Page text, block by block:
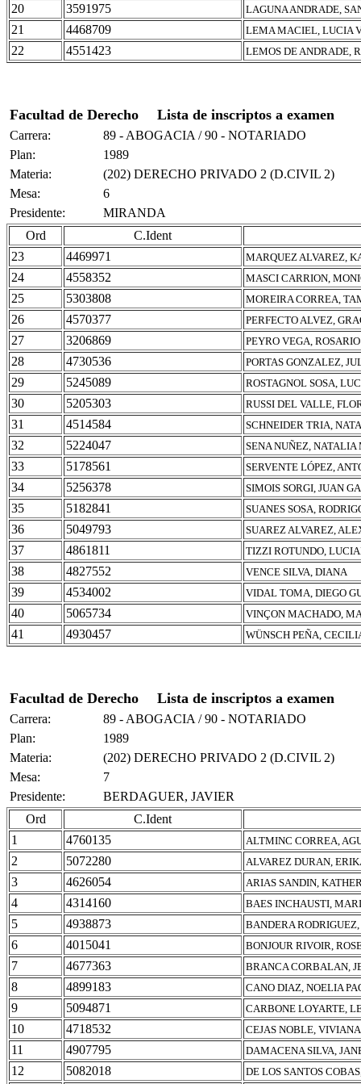
20 3591975 LAGUNA ANDRADE,
21 4468709 LEMA MACIEL, LUCIA
22 4551423 LEMOS DE ANDRADE,
Facultad de Derecho Lista de inscriptos a examen
Carrera:
89 - ABOGACIA / 90 - NOTARIADO
Plan:
1989
Materia:
(202) DERECHO PRIVADO 2 (D.CIVIL 2)
Mesa:
6
Presidente:
MIRANDA
Ord
C.Ident
23
4469971 MARQUEZ ALVAREZ,
24 4558352 MASCI CARRION,
25 5303808 MOREIRA CORREA,
26 4570377 PERFECTO ALVEZ,
27 3206869 PEYRO VEGA, ROSARIO
28 4730536 PORTAS GONZALEZ,
29 5245089 ROSTAGNOL SOSA,
30 5205303 RUSSI DEL VALLE,
31 4514584 SCHNEIDER TRIA,
32 5224047 SENA NUÑEZ, NATALIA
33 5178561 SERVENTE LÓPEZ,
34 5256378 SIMOIS SORGI, JUAN
35 5182841 SUANES SOSA,
36 5049793 SUAREZ ALVAREZ,
37 4861811 TIZZI ROTUNDO,
38 4827552 VENCE SILVA, DIANA
39 4534002 VIDAL TOMA, DIEGO
40 5065734 VINÇON MACHADO,
41 4930457 WÜNSCH PEÑA,
Facultad de Derecho Lista de inscriptos a examen
Carrera:
89 - ABOGACIA / 90 - NOTARIADO
Plan:
1989
Materia:
(202) DERECHO PRIVADO 2 (D.CIVIL 2)
Mesa:
7
Presidente:
BERDAGUER, JAVIER
Ord
C.Ident
1
4760135 ALTMINC CORREA,
2 5072280 ALVAREZ DURAN,
3 4626054 ARIAS SANDIN,
4 4314160 BAES INCHAUSTI,
5 4938873 BANDERA
6 4015041 BONJOUR RIVOIR,
7 4677363 BRANCA CORBALAN,
8 4899183 CANO DIAZ, NOELIA
9 5094871 CARBONE LOYARTE,
10 4718532 CEJAS NOBLE,
11 4907795 DAMACENA SILVA,
12 5082018 DE LOS SANTOS